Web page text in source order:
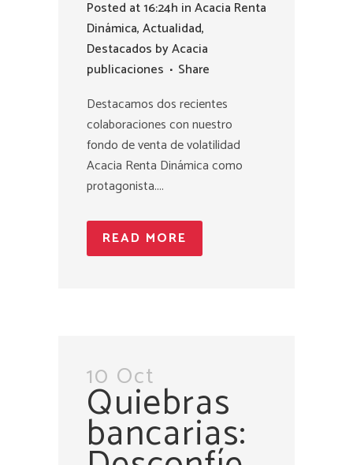
Posted at 16:24h inAcacia Renta
Dinámica,Actualidad,
Destacados byAcacia
publicaciones
Share
Destacamos dos recientes
colaboraciones con nuestro
fondo de venta de volatilidad
Acacia Renta Dinámica como
protagonista....
READ MORE
10 Oct
Quiebras
bancarias: